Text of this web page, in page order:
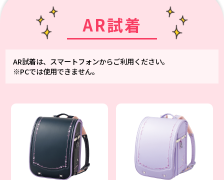
AR試着
AR試着は、スマートフォンからご利用ください。
※PCでは使用できません。